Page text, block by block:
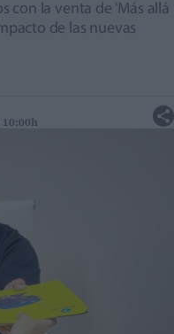
con la venta de 'Más allá
de las nuevas